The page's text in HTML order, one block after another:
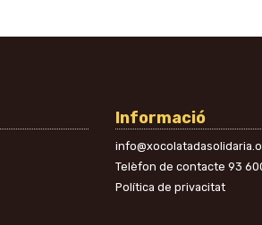
Informació
Telèfon de contacte 93
Política de privacitat